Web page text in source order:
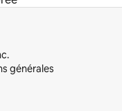
générales